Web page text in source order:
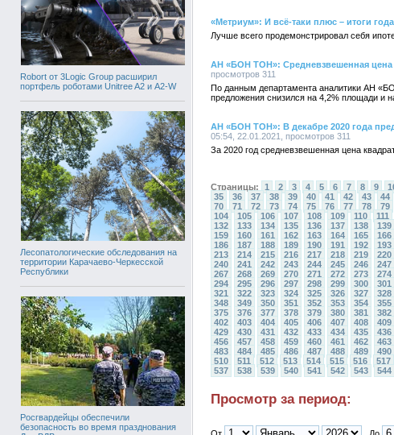
Robort от 3Logic Group расширил
портфель роботами Unitree A2 и A2-W
Лесопатологические обследования на
территории Карачаево-Черкесской
Республики
Росгвардейцы обеспечили
безопасность во время празднования
«Метриум»: И всё-таки плюс – итоги
Лучше всего продемонстрировал себя
АН «БОН ТОН»: Средневзвешенная цена
просмотров 311
По данным департамента аналитики АН
предложения снизился на 4,2% площади и
АН «БОН ТОН»: В декабре 2020 года
05:54, 22.01.2021, просмотров 311
За 2020 год средневзвешенная цена
Страницы: 1 2 3 4 5 6 7 8 9
35
36 37 38 39 40 41 42 43 44
70
71 72 73 74 75 76 77 78 79
104
105 106 107 108 109 110 111
132
133 134 135 136 137 138 139
159
160 161 162 163 164 165 166
186
187 188 189 190 191 192 193
213
214 215 216 217 218 219 220
240
241 242 243 244 245 246 247
267
268 269 270 271 272 273 274
294
295 296 297 298 299 300 301
321
322 323 324 325 326 327 328
348
349 350 351 352 353 354 355
375
376 377 378 379 380 381 382
402
403 404 405 406 407 408 409
429
430 431 432 433 434 435 436
456
457 458 459 460 461 462 463
483
484 485 486 487 488 489 490
510
511 512 513 514 515 516 517
537
538 539 540 541 542 543 544
Просмотр за период: